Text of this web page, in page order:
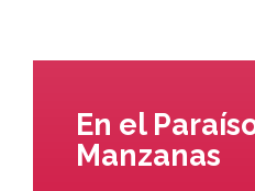
En el
Manzanas